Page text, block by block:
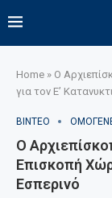
Home » Ο
για τον Ε’
ΒΙΝΤΕΟ
Ο
Επισκοπή
Εσπερινό